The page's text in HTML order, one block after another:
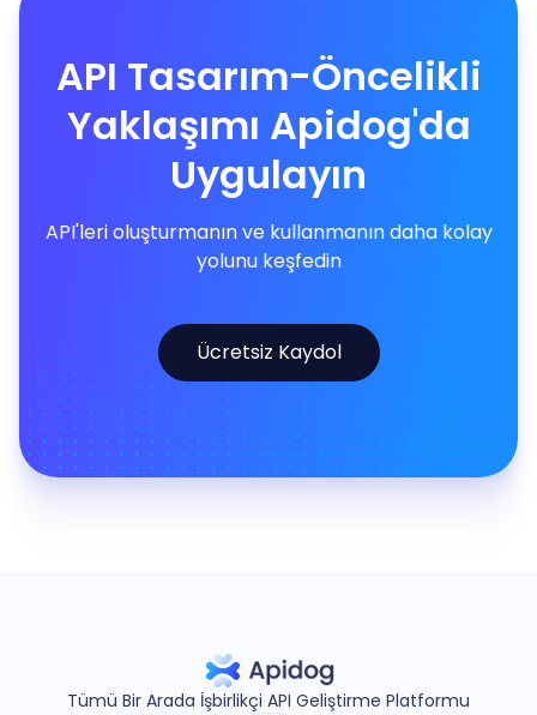
API Tasarım-Öncelikli
Yaklaşımı Apidog'da
Uygulayın
API'leri oluşturmanın ve kullanmanın daha kolay
yolunu keşfedin
Ücretsiz Kaydol
Tümü Bir Arada İşbirlikçi API Geliştirme Platformu